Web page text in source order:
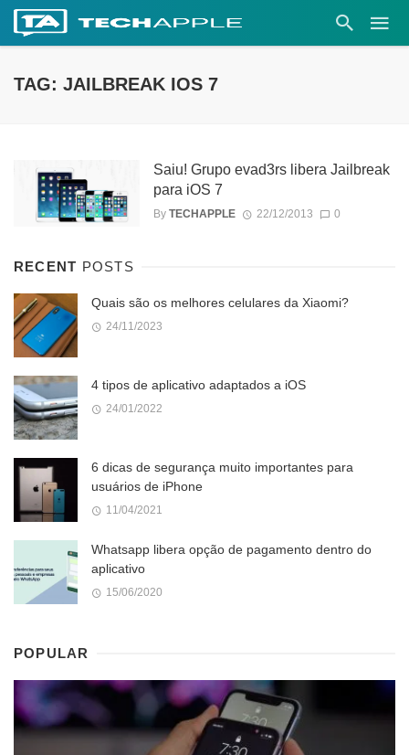
TAG: JAILBREAK IOS 7
Saiu! Grupo evad3rs libera Jailbreak
para iOS 7
By TECHAPPLE 22/12/2013 0
RECENT POSTS
Quais são os melhores celulares da Xiaomi?
24/11/2023
4 tipos de aplicativo adaptados a iOS
24/01/2022
6 dicas de segurança muito importantes para
usuários de iPhone
11/04/2021
Whatsapp libera opção de pagamento dentro do
aplicativo
15/06/2020
POPULAR